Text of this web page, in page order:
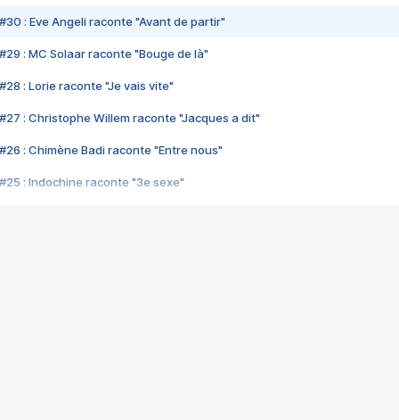
#30 : Eve Angeli raconte "Avant de partir"
#29 : MC Solaar raconte "Bouge de là"
#28 : Lorie raconte "Je vais vite"
#27 : Christophe Willem raconte "Jacques a dit"
#26 : Chimène Badi raconte "Entre nous"
#25 : Indochine raconte "3e sexe"